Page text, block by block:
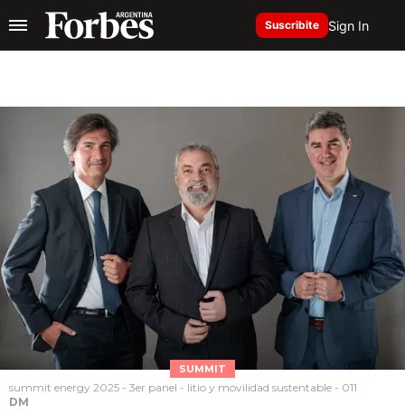
Suscribite Sign In
SUMMIT
summit energy 2025 - 3er panel - litio y movilidad sustentable - 011
DM